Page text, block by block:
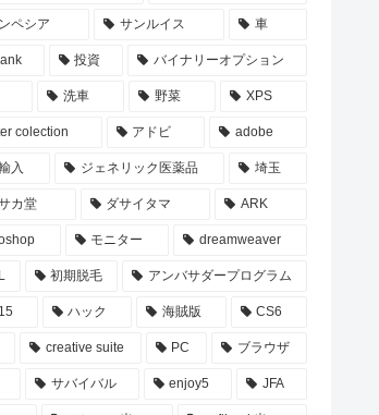
ペシア サンルイス 車
投資 バイナリーオプション
洗車 野菜 XPS
colection アドビ adobe
入 ジェネリック医薬品 埼玉
カ堂 ダサイタマ ARK
モニター dreamweaver
初期脱毛 アンバサダープログラム
ハック 海賊版 CS6
creative suite PC ブラウザ
サバイバル enjoy5 JFA